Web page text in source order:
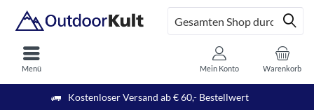
Kostenloser Versand ab € 60,- Bestellwert
Menü Warenkorb
Mein Konto